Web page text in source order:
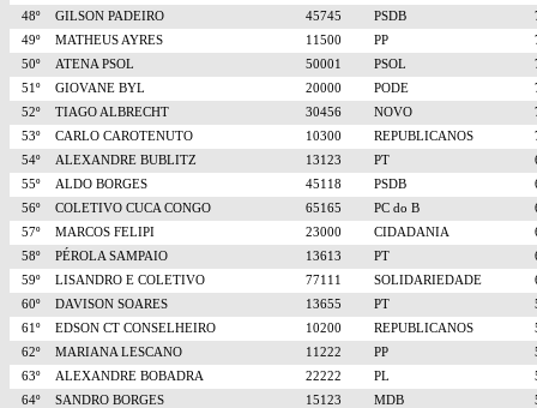
48º
GILSON PADEIRO 45745 PSDB
49º
MATHEUS AYRES 11500 PP
50º
ATENA PSOL 50001 PSOL
51º
GIOVANE BYL 20000 PODE
52º
TIAGO ALBRECHT 30456 NOVO
53º
CARLO CAROTENUTO 10300 REPUBLICANOS
54º
ALEXANDRE BUBLITZ 13123 PT
55º
ALDO BORGES 45118 PSDB
56º
COLETIVO CUCA CONGO 65165 PC do B
57º
MARCOS FELIPI 23000 CIDADANIA
58º
PÉROLA SAMPAIO 13613 PT
59º
LISANDRO E COLETIVO 77111 SOLIDARIEDADE
60º
DAVISON SOARES 13655 PT
61º
EDSON CT CONSELHEIRO 10200 REPUBLICANOS
62º
MARIANA LESCANO 11222 PP
63º
ALEXANDRE BOBADRA 22222 PL
64º
SANDRO BORGES 15123 MDB